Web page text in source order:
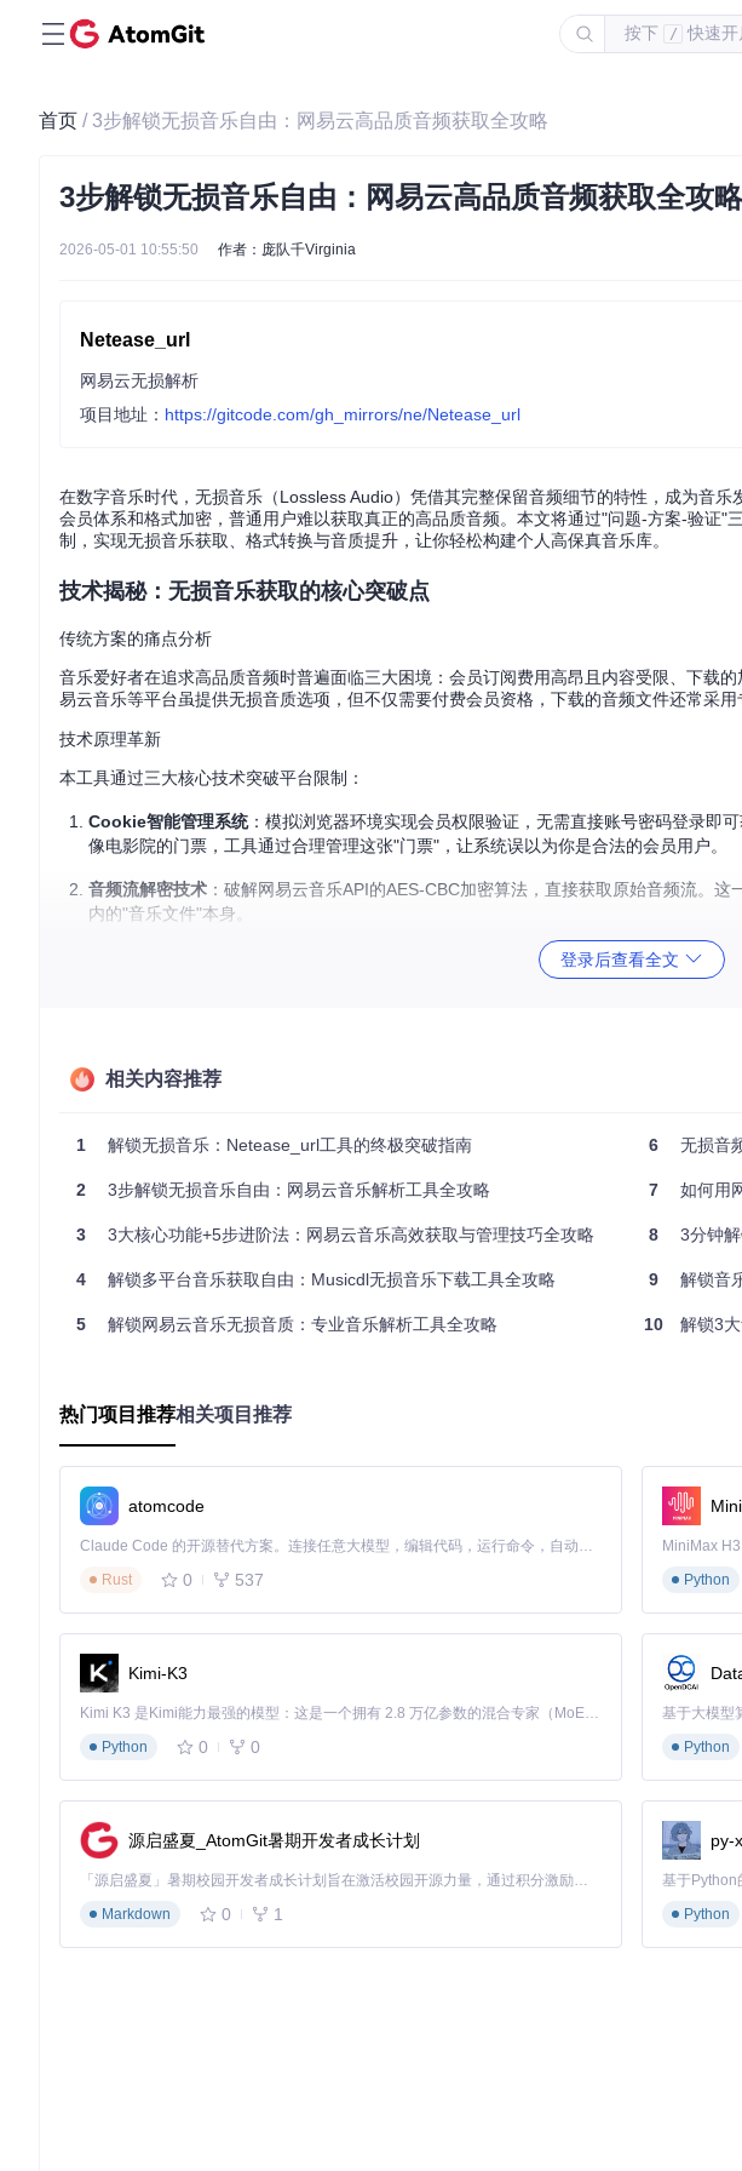
按下 / 快速开
首页 / 3步解锁无损音乐自由：网易云高品质音频获取全攻略
3步解锁无损音乐自由：网易云高品质音频获取全攻略
2026-05-01 10:55:50 作者：庞队千Virginia
Netease_url
网易云无损解析
项目地址： https://gitcode.com/gh_mirrors/ne/Netease_url
在数字音乐时代，无损音乐（Lossless Audio）凭借其完整保留音频细节的特性，成为音
会员体系和格式加密，普通用户难以获取真正的高品质音频。本文将通过"问题-方案-验证"
制，实现无损音乐获取、格式转换与音质提升，让你轻松构建个人高保真音乐库。
技术揭秘：无损音乐获取的核心突破点
传统方案的痛点分析
音乐爱好者在追求高品质音频时普遍面临三大困境：会员订阅费用高昂且内容受限、下载
易云音乐等平台虽提供无损音质选项，但不仅需要付费会员资格，下载的音频文件还常采
技术原理革新
本工具通过三大核心技术突破平台限制：
Cookie智能管理系统：模拟浏览器环境实现会员权限验证，无需直接账号密码登录即
像电影院的门票，工具通过合理管理这张"门票"，让系统误以为你是合法的会员用户。
音频流解密技术 ：破解网易云音乐API的AES-CBC加密算法，直接获取原始音频流。
内的"音乐文件"本身。
：采用异步并发技术，支持歌单/专辑批量下载，下载速度比传统单线
比为图书馆的书籍缩微技术
零基础实操指南：3步开启无损音乐之旅
基础版（3分钟上手）
环境准备
git clone
Cookie配置
⚠️关键步骤 文件中填入网易云音乐会员Cookie（获取方
python main.py # 启动后访问 http://localhost:5000
确保系统已安装Python 3.7+环境：
# 检查Python版本
# 安装依赖（国内用户可使用豆瓣源加速）
2. Cookie获取与配置（预计3分钟）
登录后查看全文
相关内容推荐
1 解锁无损音乐：Netease_url工具的终极突破指南
2 3步解锁无损音乐自由：网易云音乐解析工具全攻略
3 3大核心功能+5步进阶法：网易云音乐高效获取与管理技巧全攻略
4 解锁多平台音乐获取自由：Musicdl无损音乐下载工具全攻略
5 解锁网易云音乐无损音质：专业音乐解析工具全攻略
6 无损音
7 如何用
8 3分钟
9 解锁音
10 解锁3
热门项目推荐相关项目推荐
atomcode
Claude Code 的开源替代方案。连接任意大模型，编辑代码，运行命令，自动验证 — 全自动执行。用 Rust 构建，极致性能。 ｜ An open-source alternative to Claude Code. Connect any LLM, edit code, run commands, and verify changes — autonomously. Built in Rust for speed. Get Started
Rust
0 537
Python
Kimi-K3
Kimi K3 是Kimi能力最强的模型：这是一个拥有 2.8 万亿参数的混合专家（MoE）模型，具备原生视觉理解能力，并支持 100 万 token 的上下文窗口。
Python
0 0
基于大模型
Python
源启盛夏_AtomGit暑期开发者成长计划
「源启盛夏」暑期校园开发者成长计划旨在激活校园开源力量，通过积分激励、认证扶持、资源倾斜等形式，引导高校组织和开发者完成「入驻 — 建项目 — 做贡献 — 获认证 — 得资源」的完整闭环。无论你是想带领社团入驻平台的组织者，还是希望用代码贡献证明自己的开发者，都能在这里找到属于你的成长路径。
Markdown
0 1
py-
Python